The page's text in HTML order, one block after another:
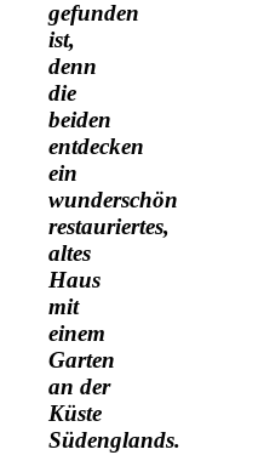
gefunden
ist,
denn
die
beiden
entdecken
ein
wunderschön
restauriertes,
altes
Haus
mit
einem
Garten
an der
Küste
Südenglands.